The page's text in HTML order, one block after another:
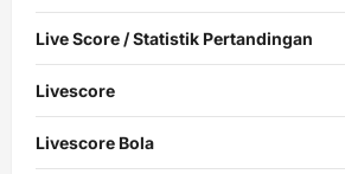
Live Score / Statistik Pertandingan
Livescore
Livescore Bola